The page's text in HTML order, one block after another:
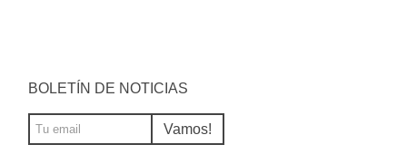
BOLETÍN DE NOTICIAS
Vamos!